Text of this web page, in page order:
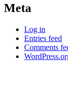
Meta
Log in
Entries feed
Comments